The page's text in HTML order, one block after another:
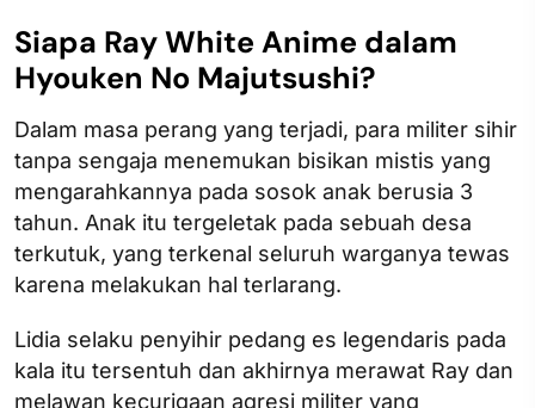
Siapa Ray White Anime dalam
Hyouken No Majutsushi?
Dalam masa perang yang terjadi, para militer sihir
tanpa sengaja menemukan bisikan mistis yang
mengarahkannya pada sosok anak berusia 3
tahun. Anak itu tergeletak pada sebuah desa
terkutuk, yang terkenal seluruh warganya tewas
karena melakukan hal terlarang.
Lidia selaku penyihir pedang es legendaris pada
kala itu tersentuh dan akhirnya merawat Ray dan
melawan kecurigaan agresi militer yang